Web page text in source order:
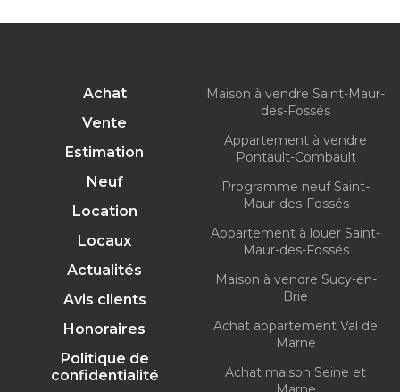
Achat
Vente
Estimation
Neuf
Location
Locaux
Actualités
Avis clients
Honoraires
Politique de
confidentialité
Maison à vendre Saint-Maur-
des-Fossés
Appartement à vendre
Pontault-Combault
Programme neuf Saint-
Maur-des-Fossés
Appartement à louer Saint-
Maur-des-Fossés
Maison à vendre Sucy-en-
Brie
Achat appartement Val de
Marne
Achat maison Seine et